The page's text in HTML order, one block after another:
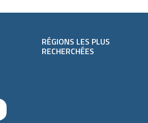
RÉGIONS LES PLUS
RECHERCHÉES